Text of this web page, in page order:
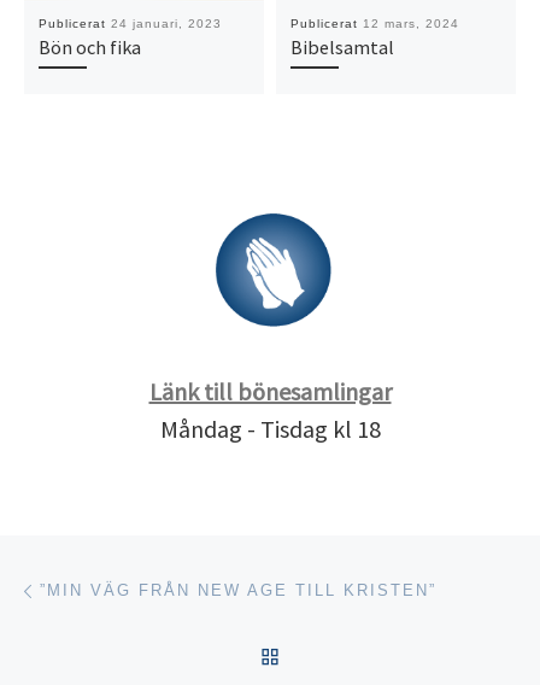
Publicerat 24 januari, 2023
Bön och fika
Publicerat 12 mars, 2024
Bibelsamtal
Länk till bönesamlingar
Måndag - Tisdag kl 18
Inläggsnavigering
”MIN VÄG FRÅN NEW AGE TILL KRISTEN”